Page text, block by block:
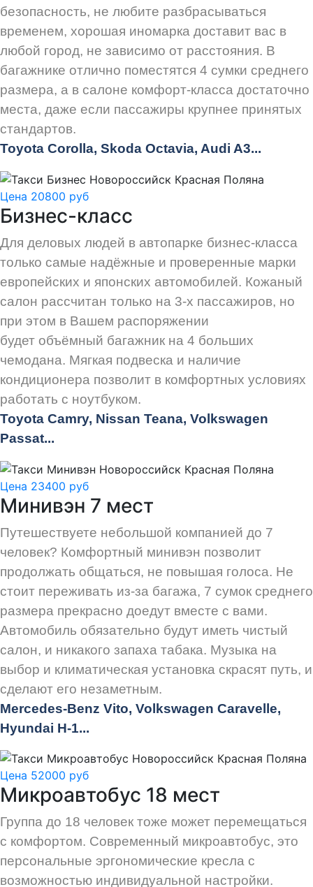
безопасность, не любите разбрасываться
временем, хорошая иномарка доставит вас в
любой город, не зависимо от расстояния. В
багажнике отлично поместятся 4 сумки среднего
размера, а в салоне комфорт-класса достаточно
места, даже если пассажиры крупнее принятых
стандартов.
Toyota Corolla, Skoda Octavia, Audi A3...
Цена 20800 руб
Бизнес-класс
Для деловых людей в автопарке бизнес-класса
только самые надёжные и проверенные марки
европейских и японских автомобилей. Кожаный
салон рассчитан только на 3-х пассажиров, но
при этом в Вашем распоряжении
будет объёмный багажник на 4 больших
чемодана. Мягкая подвеска и наличие
кондиционера позволит в комфортных условиях
работать с ноутбуком.
Toyota Camry, Nissan Teana, Volkswagen
Passat...
Цена 23400 руб
Минивэн 7 мест
Путешествуете небольшой компанией до 7
человек? Комфортный минивэн позволит
продолжать общаться, не повышая голоса. Не
стоит переживать из-за багажа, 7 сумок среднего
размера прекрасно доедут вместе с вами.
Автомобиль обязательно будут иметь чистый
салон, и никакого запаха табака. Музыка на
выбор и климатическая установка скрасят путь, и
сделают его незаметным.
Mercedes-Benz Vito, Volkswagen Caravelle,
Hyundai H-1...
Цена 52000 руб
Микроавтобус 18 мест
Группа до 18 человек тоже может перемещаться
с комфортом. Современный микроавтобус, это
персональные эргономические кресла с
возможностью индивидуальной настройки.